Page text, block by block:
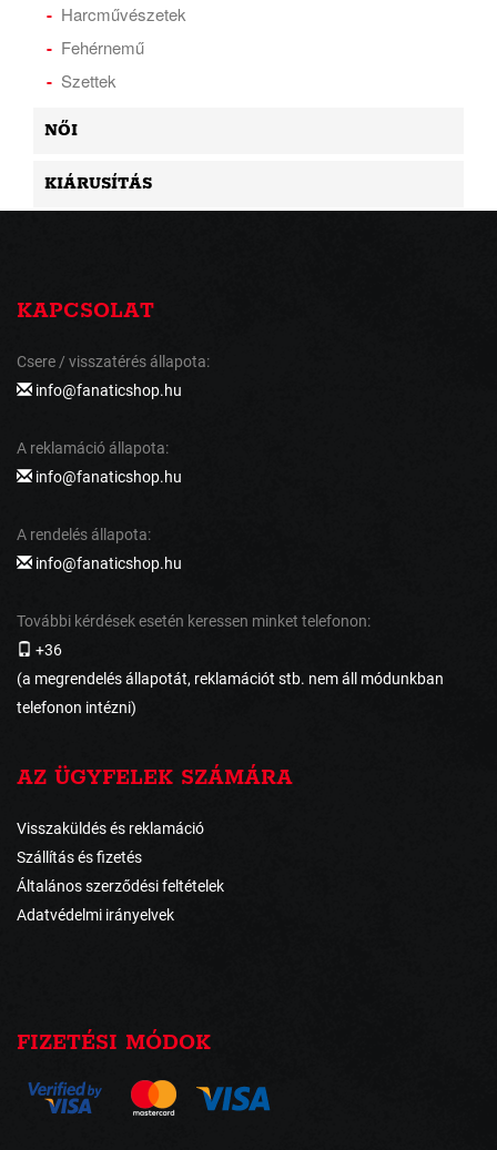
Harcművészetek
Fehérnemű
Szettek
NŐI
KIÁRUSÍTÁS
KAPCSOLAT
Csere / visszatérés állapota:
info@fanaticshop.hu
A reklamáció állapota:
info@fanaticshop.hu
A rendelés állapota:
info@fanaticshop.hu
További kérdések esetén keressen minket telefonon:
+36
(a megrendelés állapotát, reklamációt stb. nem áll módunkban
telefonon intézni)
AZ ÜGYFELEK SZÁMÁRA
Visszaküldés és reklamáció
Szállítás és fizetés
Általános szerződési feltételek
Adatvédelmi irányelvek
FIZETÉSI MÓDOK